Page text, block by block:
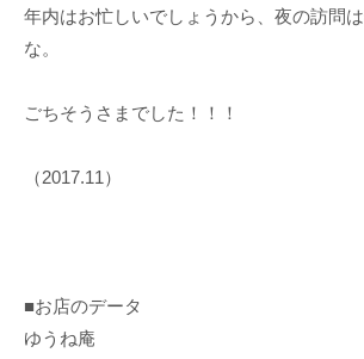
年内はお忙しいでしょうから、夜の訪問
な。
ごちそうさまでした！！！
（2017.11）
■お店のデータ
ゆうね庵